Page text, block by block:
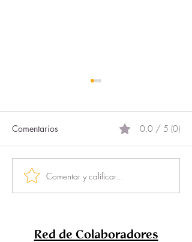
La innovación rural se
abre paso, un año más,
Comentarios 0.0 / 5 (0)
Comentar y calificar...
Red de Colaboradores